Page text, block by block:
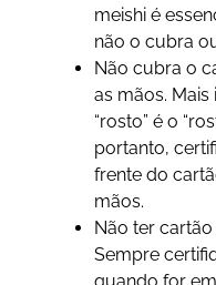
meishi é
não o cubra
Não cubra o
as mãos.
“rosto” é o
portanto,
frente do
mãos.
Não ter
Sempre
quando for